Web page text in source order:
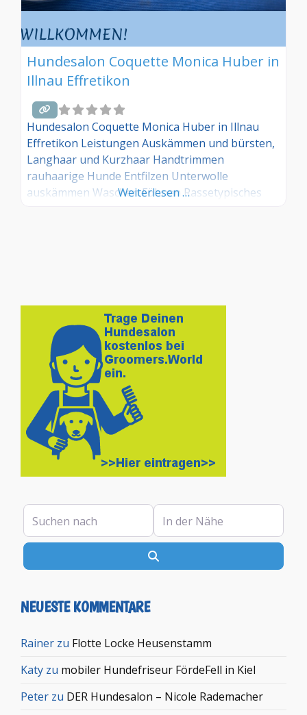
Hundesalon Coquette Monica Huber in
Illnau Effretikon
Hundesalon Coquette Monica Huber in Illnau
Effretikon Leistungen Auskämmen und bürsten,
Langhaar und Kurzhaar Handtrimmen
rauhaarige Hunde Entfilzen Unterwolle
auskämmen Waschen Föhnen Rassetypisches
Weiterlesen …
Suchen nach In der Nähe
NEUESTE KOMMENTARE
Rainer zu Flotte Locke Heusenstamm
Katy zu mobiler Hundefriseur FördeFell in Kiel
Peter zu DER Hundesalon – Nicole Rademacher